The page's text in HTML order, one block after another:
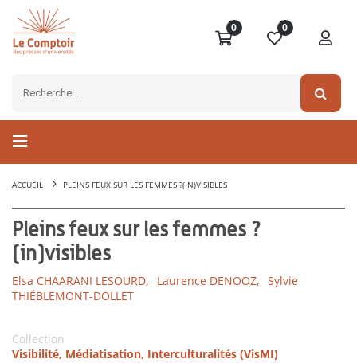
0 0
ACCUEIL PLEINS FEUX SUR LES FEMMES ?(IN)VISIBLES
Pleins feux sur les femmes ?
(in)visibles
Elsa CHAARANI LESOURD, Laurence DENOOZ, Sylvie
THIÉBLEMONT-DOLLET
Collection
Visibilité, Médiatisation, Interculturalités (VisMI)